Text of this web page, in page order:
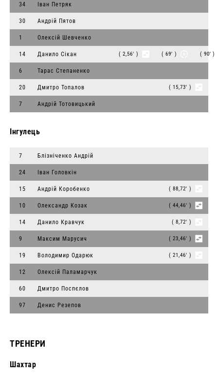
34 Іван Петряк
30 Андрій Пятов
1 Олексiй Шевченко
14 Данило Сiкан ( 2,56' ) ( 69' ) ( 90' )
6 Тарас Степаненко
20 Дмитро Топалов ( 15,73' )
7 Андрій Тотовицький
Інгулець
7 Блізніченко Андрій
24 Iван Головкiн
15 Андрій Коробенко ( 88,72' )
10 Олександр Козак ( 44,46' )
14 Данило Кравчук ( 8,72' )
9 Максим Марусич ( 23,46' )
19 Володимир Одарюк ( 21,46' )
12 Олексій Паламарчук
60 Дмитро Поспєлов
97 Денис Резепов
ТРЕНЕРИ
Шахтар